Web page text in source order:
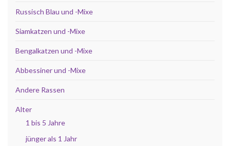
Russisch Blau und -Mixe
Siamkatzen und -Mixe
Bengalkatzen und -Mixe
Abbessiner und -Mixe
Andere Rassen
Alter
1 bis 5 Jahre
jünger als 1 Jahr